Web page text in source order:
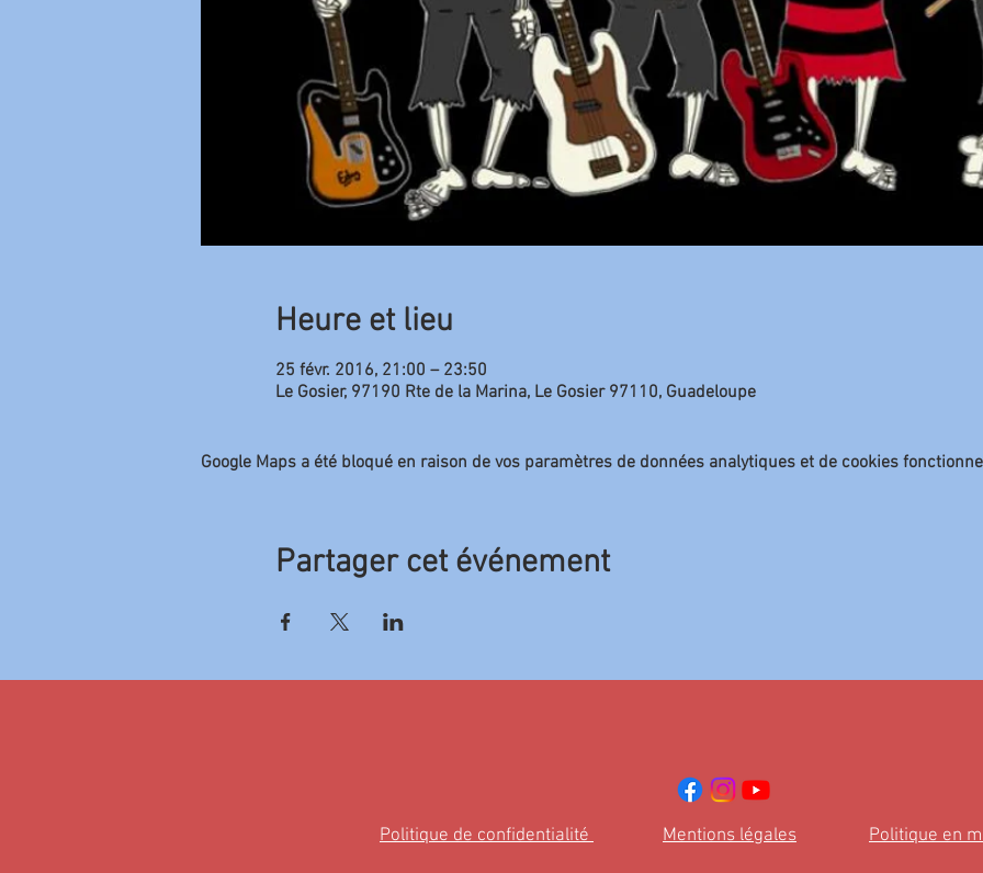
Heure et lieu
25 févr. 2016, 21:00 – 23:50
Le Gosier, 97190 Rte de la Marina, Le Gosier 97110, Guadeloupe
Google Maps a été bloqué en raison de vos paramètres de données analytiques et de cookies
Partager cet événement
Politique de confidentialité Mentions légales Politique en